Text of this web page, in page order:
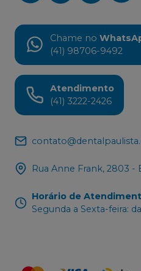
Chame no
(41) 98706-9492
Atendimento
(41) 3222-2426
Rua Anne Frank, 2803 -
Horário de
Segunda a Sexta-feira: